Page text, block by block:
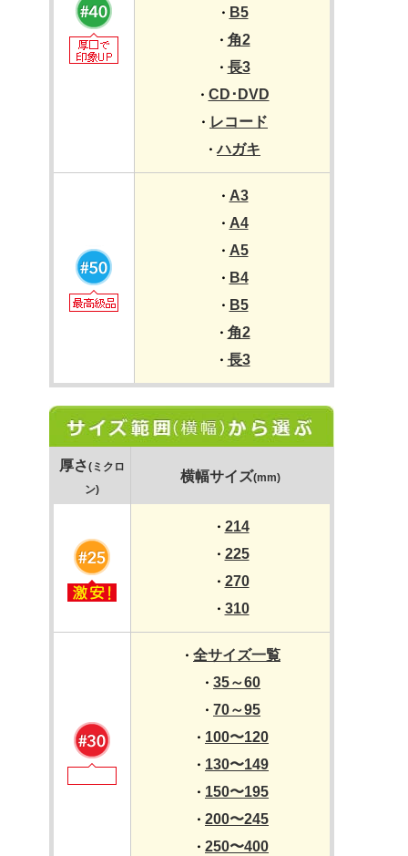
・ B5
・ 角2
・ 長3
・ CD･DVD
・ レコード
・ハガキ
・ A3
・ A4
・ A5
・ B4
・ B5
・ 角2
・ 長3
厚さ(ミクロ
ン)
横幅サイズ(mm)
・ 214
・ 225
・ 270
・ 310
・ 全サイズ一覧
・ 35～60
・ 70～95
・ 100〜120
・ 130〜149
・ 150〜195
・ 200〜245
・ 250〜400